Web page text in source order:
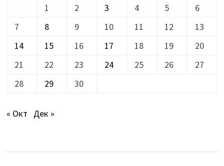
1
2 3 4 5
6
7
8 9 10 11 12
13
14
15 16 17 18 19
20
21
22 23 24 25 26
27
28
29 30
« Окт Дек »